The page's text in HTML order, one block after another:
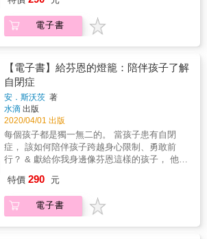
進出精神病院。據統計，自閉光譜上沒有智力
障礙的人，至今自殺率是神經典型人（即個性
普遍可見者）的七倍，原因在於許多體制不利
夫的觀察深刻而敏銳，生動還原每個事件及人
物，尤其他的文字溫柔細膩，深富同理，書中
描述的人事物，讀來更是令人感同身受的揪
心、震撼。 & 1988年的經典電影《雨人》讓大
眾首先認識了自閉症者的處境，而《自閉群
像》一書的出現，則希望促使大眾重視「自閉
型智能、非典型思考」長期以來的貢獻，促進
社會理解「可能是最大弱勢族群」的自閉者，
進而深思我們對待「不符常規之人」的態度，
更懂得欣賞他們的價值。 & 得獎紀錄 & 除了
以下肯定： ★2016年醫學記者協會年度圖書
★2016年加州圖書獎銀牌 ★2016年艾瑞克森學
院心理健康媒體人卓越貢獻獎 ★2016年美好人
找出適合的服裝。 &
表等，能讓孩子變得更靈活、順利完成生活和
學業的任務，並增加社交技能和表達能力。本
書特色◤ 協助自閉孩子實際操作的步驟與最詳
計畫與B計畫如何設定；視覺提示、科技輔助的
應用法；書中也不斷訓練孩子懂得妥協、學會
穩定情緒的大事化小的技巧。同時，本書也提
醒家長、師長避免踩到自閉兒的地雷：無法掌
握的「一時興起」、過度負荷的問題，並持續
訓練孩子設定「腳本與計畫」，緩解日常遇上
變動時的卡住與爆炸。◤ 多年經驗收集而來的
方法，經實證能有效協助星星兒學習更有彈性
與應變能力！帶領孩子學習這套「達成目標不
卡住」的方案是長遠之路，一路走來並不容
與治療師們的溫暖支持。本書也鼓勵以讚美、
保持正向的態度面對孩子，照顧者們也要懂得
適時休息、尋求外界協助，唯有照顧好自己，
&radic; 去游泳池的計畫被中斷了，兒子開始一
邊哀嚎、一邊撞頭&hellip;&hellip; &radic; 第一
次喝到冰涼的氣泡水，亞斯男孩陷入崩潰，拒
絕再吃任何食物&hellip;&hellip; &radic; 問問題
得不到確切答案，便哭泣、開口攻擊旁人。 這
些失控行為不但讓照顧者傷透腦筋，對孩子來
說更是難言的痛苦。 其實，他們不是脾氣壞，
而是太「焦慮」了！ 自閉症孩子焦慮最根本的
原因，往往是事情沒照著他們預設的劇本進
行。外界的小小改變都足以令他們大腦超載，
焦慮迅速累積卻無法自行排解，不一會兒便火
山爆發！ 本書作者黛博拉．利普斯基就是高功
常人的感官感受和認知功能，例如視覺上習慣
避免眼神接觸、無法同時接收多種訊息或是新
的變動。 利普斯基也解說焦慮產生時要如何逐
境與社會的眼光。 他們是星星的孩子，在自己
的世界裡閃閃發光。 & 安娜和芬恩是同班同
學，可是兩人一起玩遊戲卻不輕鬆。 芬恩常常
厲害！ 但是，有時候他看不出朋友是生氣、傷
心或害怕。 如果他看不懂，就會安靜不說話。
芬恩的生日快到了，其實他不喜歡過生日， 因
為無法預期當天會發生什麼事，這讓他感到不
安。 爺爺和安娜事先規劃芬恩的生日會，他們
一起度過超棒的一天。 不過，芬恩沒料到安娜
還安排了另一個驚喜&hellip;&hellip; 【系列特
色】 & 1.完整生命課題，深具教育意義： 心靈
OK繃生命教育繪本系列，另有《這不是你的
錯：陪伴孩子走出家庭暴力》、《我阿姨像一
形式描繪出孩子可能面臨的生活情境，國內少
有完整主題規劃的系列繪本，希望藉此系列繪
本規畫，幫助孩子學習幫助、同理他人、理解
電子書
【電子書】給芬恩的燈籠：陪伴孩子了解
自閉症
安．斯沃茨 著
水滴 出版
2020/04/01 出版
每個孩子都是獨一無二的。 當孩子患有自閉
症， 該如何陪伴孩子跨越身心限制、勇敢前
行？ & 獻給你我身邊像芬恩這樣的孩子， 他們
境與社會的眼光。 他們是星星的孩子，在自己
的世界裡閃閃發光。 & 安娜和芬恩是同班同
學，可是兩人一起玩遊戲卻不輕鬆。 芬恩常常
特價 290 元
電子書